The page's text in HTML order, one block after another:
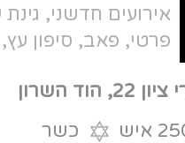
עצי הדרים, חדר
באווירה כפרית